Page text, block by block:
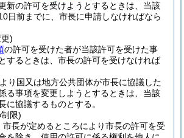
新の許可を受けようとするときは、当該
日前までに、市長に申請しなければなら
)
の許可を受けた者が当該許可を受けた事
するときは、市長の許可を受けなければ
り国又は地方公共団体が市長に協議した
る事項を変更しようとするときは、当該
に協議するものとする。
限)
市長が定めるところにより市長の許可を受